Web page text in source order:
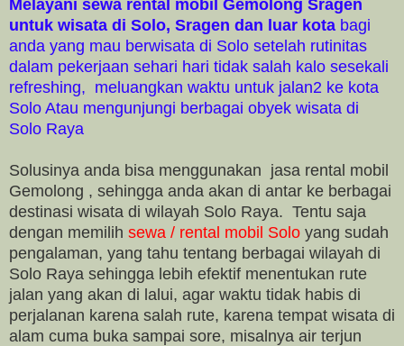
Melayani sewa rental mobil Gemolong Sragen
untuk wisata di Solo, Sragen dan luar kota bagi
anda yang mau berwisata di Solo setelah rutinitas
dalam pekerjaan sehari hari tidak salah kalo sesekali
refreshing, meluangkan waktu untuk jalan2 ke kota
Solo Atau mengunjungi berbagai obyek wisata di
Solo Raya
Solusinya anda bisa menggunakan jasa rental mobil
Gemolong , sehingga anda akan di antar ke berbagai
destinasi wisata di wilayah Solo Raya. Tentu saja
dengan memilih sewa / rental mobil Solo yang sudah
pengalaman, yang tahu tentang berbagai wilayah di
Solo Raya sehingga lebih efektif menentukan rute
jalan yang akan di lalui, agar waktu tidak habis di
perjalanan karena salah rute, karena tempat wisata di
alam cuma buka sampai sore, misalnya air terjun